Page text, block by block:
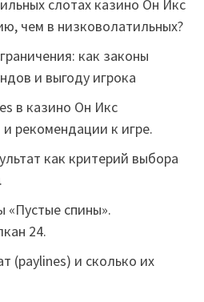
слотах казино Он Икс
чем в низковолатильных?
как законы
и выгоду игрока
в казино Он Икс
рекомендации к игре.
как критерий выбора
«Пустые спины».
24.
(paylines) и сколько их